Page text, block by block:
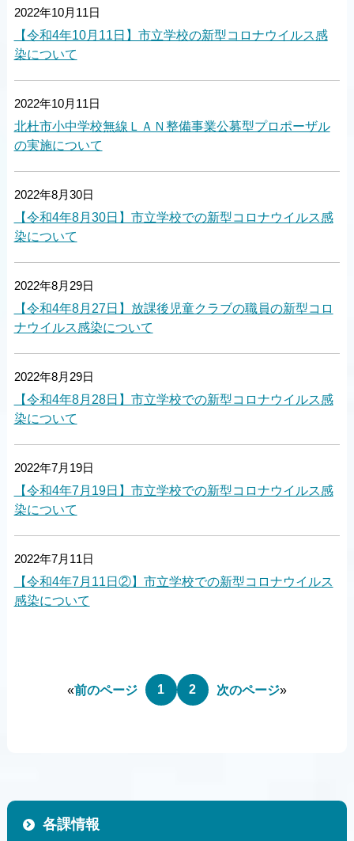
2022年10月11日
【令和4年10月11日】市立学校の新型コロナウイルス感
染について
2022年10月11日
北杜市小中学校無線ＬＡＮ整備事業公募型プロポーザル
の実施について
2022年8月30日
【令和4年8月30日】市立学校での新型コロナウイルス感
染について
2022年8月29日
【令和4年8月27日】放課後児童クラブの職員の新型コロ
ナウイルス感染について
2022年8月29日
【令和4年8月28日】市立学校での新型コロナウイルス感
染について
2022年7月19日
【令和4年7月19日】市立学校での新型コロナウイルス感
染について
2022年7月11日
【令和4年7月11日②】市立学校での新型コロナウイルス
感染について
«前のページ 1 2 次のページ»
各課情報